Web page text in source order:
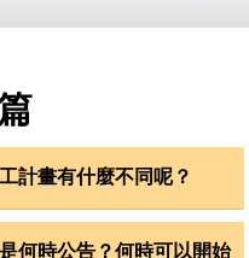
計畫有什麼不同呢？
報名參加，是由VYA組織
，團隊之間更能彼此照
何時公告？何時可以開始